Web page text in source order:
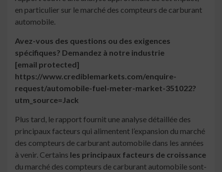
en particulier sur le marché des compteurs de carburant
automobile.
Avez-vous des questions ou des exigences
spécifiques? Demandez à notre industrie
[email protected]
https://www.crediblemarkets.com/enquire-
request/automobile-fuel-meter-market-351022?
utm_source=Jack
Plus tard, le rapport fournit une analyse détaillée des
principaux facteurs qui alimentent l’expansion du marché
des compteurs de carburant automobile dans les années
à venir. Certains les principaux facteurs de croissance
du marché des compteurs de carburant automobile sont-